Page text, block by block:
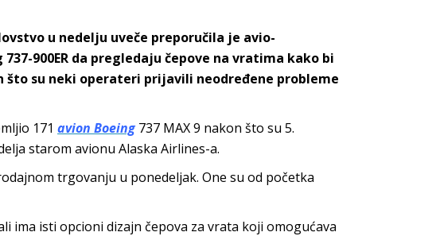
u nedelju uveče preporučila je avio-
900ER da pregledaju čepove na vratima kako bi
što su neki operateri prijavili neodređene probleme
171 avion Boeing737 MAX 9 nakon što su 5.
starom avionu Alaska Airlines-a.
trgovanju u ponedeljak. One su od početka
ima isti opcioni dizajn čepova za vrata koji omogućava